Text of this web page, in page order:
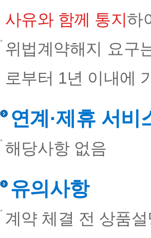
사유와 함께 통지 하
위법계약해지 요구
로부터 1년 이내에
연계·제휴 서비
해당사항 없음
유의사항
계약 체결 전 상품